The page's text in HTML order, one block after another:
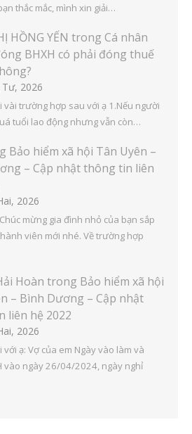
thắc mắc, mình xin giải…
HỒNG YẾN trong Cá nhân
BHXH có phải đóng thuế
2026
vài trường hợp sau với ạ 1.Nếu người
tuổi lao động nhưng vẫn còn…
Bảo hiểm xã hội Tân Uyên –
– Cập nhật thông tin liên
2026
mừng gia đình nhỏ của bạn sắp
viên mới nhé. Về trường hợp
Hoàn trong Bảo hiểm xã hội
– Bình Dương – Cập nhật
liên hệ 2022
2026
với ạ: Vợ của em Ngày vào làm và
vào ngày 26/04/2024, ngày nghỉ